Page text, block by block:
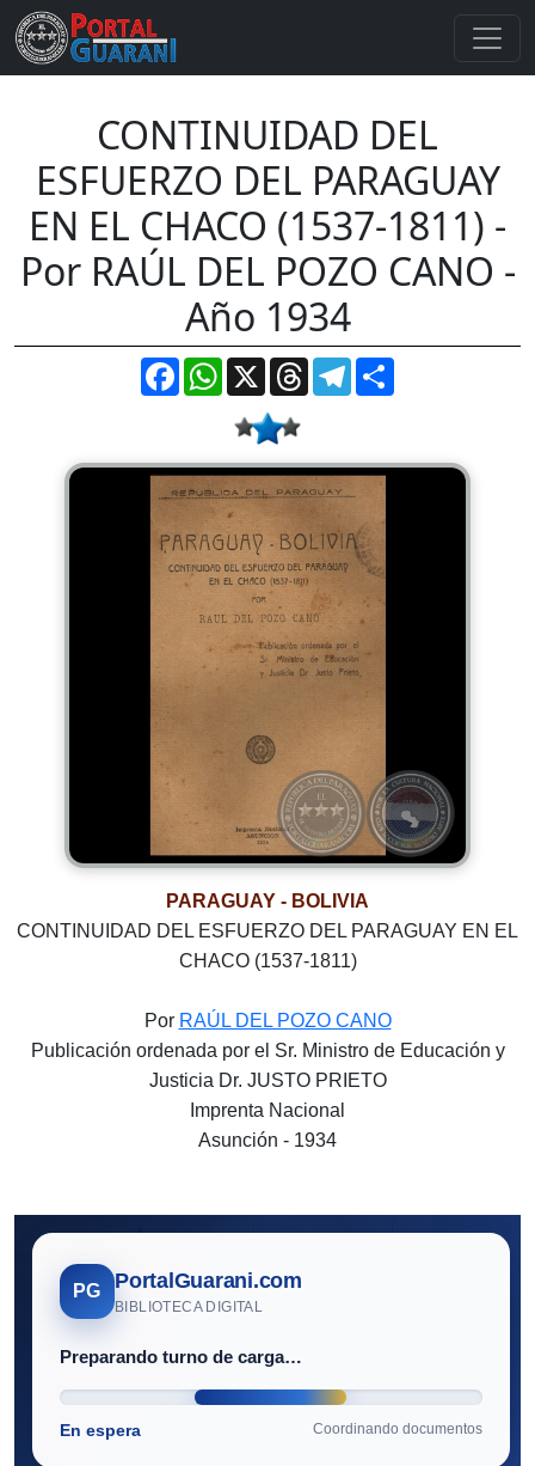
CONTINUIDAD DEL
ESFUERZO DEL PARAGUAY
EN EL CHACO (1537-1811) -
Por RAÚL DEL POZO CANO -
Año 1934
FacebookWhatsApp
X ThreadsTelegram
PARAGUAY - BOLIVIA
CONTINUIDAD DEL ESFUERZO DEL PARAGUAY EN EL
CHACO (1537-1811)
Por RAÚL DEL POZO CANO
Publicación ordenada por el Sr. Ministro de Educación y
Justicia Dr. JUSTO PRIETO
Imprenta Nacional
Asunción - 1934